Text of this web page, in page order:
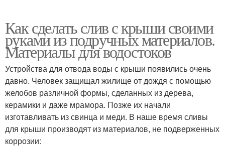
Как сделать слив с крыши своими
руками из подручных материалов.
Материалы для водостоков
Устройства для отвода воды с крыши появились очень
давно. Человек защищал жилище от дождя с помощью
желобов различной формы, сделанных из дерева,
керамики и даже мрамора. Позже их начали
изготавливать из свинца и меди. В наше время сливы
для крыши производят из материалов, не подверженных
коррозии: